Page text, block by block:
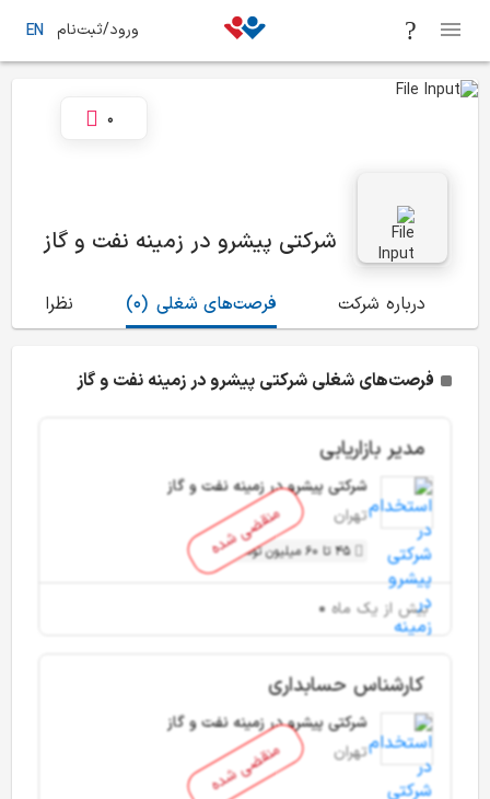
ورود/ثبت‌نام EN
شرکتی پیشرو در زمینه نفت و گاز
0
درباره شرکت (0) فرصت‌های شغلی نظرات
فرصت‌های شغلی شرکتی پیشرو در زمینه نفت و گاز
منقضی شده
مدیر بازاریابی
شرکتی پیشرو در زمینه نفت و گاز
تهران
45 تا 60 میلیون تومان
بیش از یک ماه
منقضی شده
کارشناس حسابداری
شرکتی پیشرو در زمینه نفت و گاز
تهران